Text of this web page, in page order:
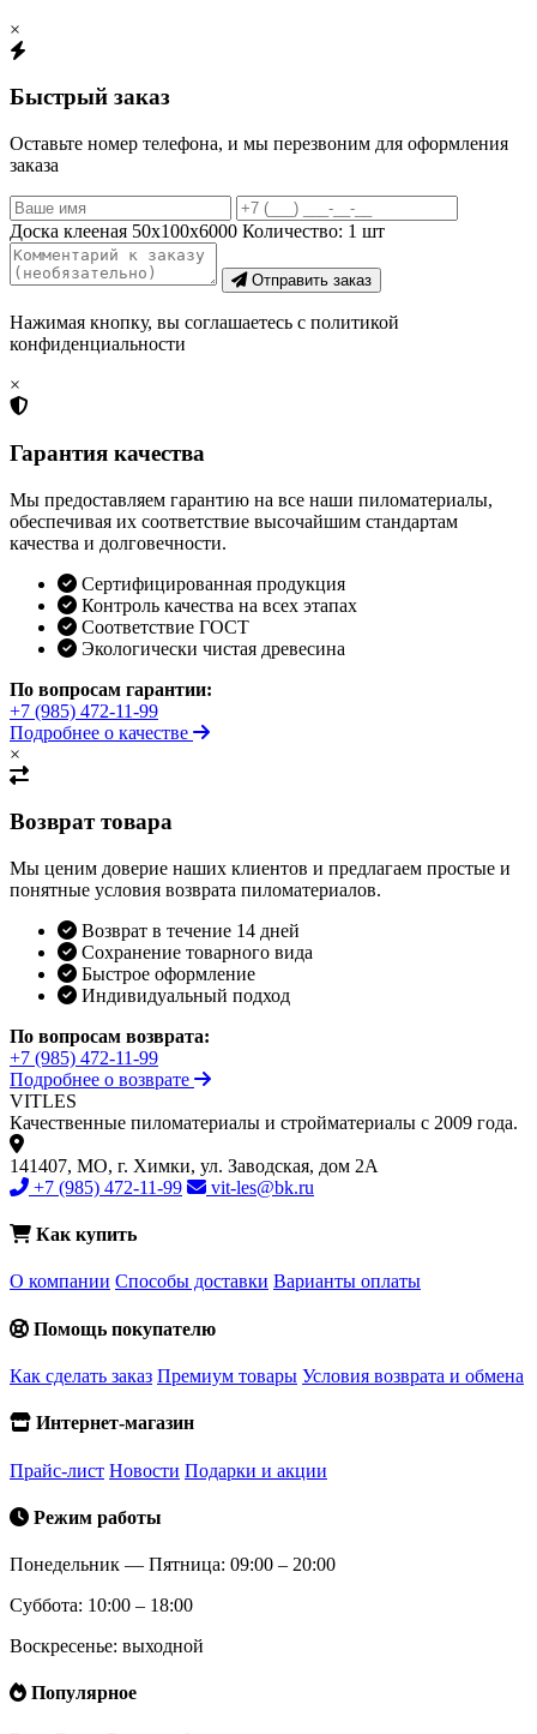
×
Быстрый заказ
Оставьте номер телефона, и мы перезвоним для оформления
заказа
Доска клееная 50х100х6000 Количество: 1 шт
Отправить заказ
Нажимая кнопку, вы соглашаетесь с политикой
конфиденциальности
×
Гарантия качества
Мы предоставляем гарантию на все наши пиломатериалы,
обеспечивая их соответствие высочайшим стандартам
качества и долговечности.
Сертифицированная продукция
Контроль качества на всех этапах
Соответствие ГОСТ
Экологически чистая древесина
По вопросам гарантии:
+7 (985) 472-11-99
Подробнее о качестве
×
Возврат товара
Мы ценим доверие наших клиентов и предлагаем простые и
понятные условия возврата пиломатериалов.
Возврат в течение 14 дней
Сохранение товарного вида
Быстрое оформление
Индивидуальный подход
По вопросам возврата:
+7 (985) 472-11-99
Подробнее о возврате
VITLES
Качественные пиломатериалы и стройматериалы с 2009 года.
141407, МО, г. Химки, ул. Заводская, дом 2А
+7 (985) 472-11-99
vit-les@bk.ru
Как купить
О компании Способы доставки Варианты оплаты
Помощь покупателю
Как сделать заказ Премиум товары Условия возврата и обмена
Интернет-магазин
Прайс-лист Новости Подарки и акции
Режим работы
Понедельник — Пятница: 09:00 – 20:00
Суббота: 10:00 – 18:00
Воскресенье: выходной
Популярное